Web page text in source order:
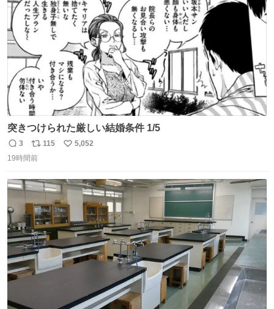
数
突きつけられた厳しい結婚条件 1/5
返
信
3
リ
ポ
ト
115
い
数
5,052
19時間前